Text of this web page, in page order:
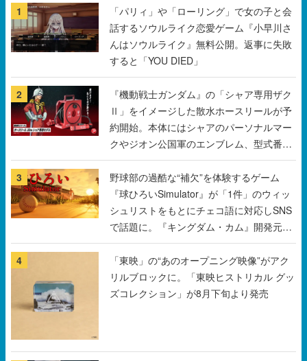
1
「パリィ」や「ローリング」で女の子と会
話するソウルライク恋愛ゲーム『小早川さ
んはソウルライク』無料公開。返事に失敗
すると「YOU DIED」
2
『機動戦士ガンダム』の「シャア専用ザク
Ⅱ」をイメージした散水ホースリールが予
約開始。本体にはシャアのパーソナルマー
クやジオン公国軍のエンブレム、型式番号
などを配置
3
野球部の過酷な“補欠”を体験するゲーム
『球ひろいSimulator』が「1件」のウィッ
シュリストをもとにチェコ語に対応しSNS
で話題に。『キングダム・カム』開発元や
チェコのプロ野球選手から称賛の声
4
「東映」の“あのオープニング映像”がアク
リルブロックに。「東映ヒストリカル グッ
ズコレクション」が8月下旬より発売